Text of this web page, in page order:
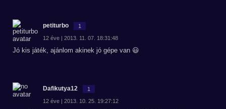
petiturbo 1
12 éve | 2013. 11. 07. 18:31:48
Jó kis játék, ajánlom akinek jó gépe van 😃
Dafikutya12 1
12 éve | 2013. 10. 25. 19:27:12